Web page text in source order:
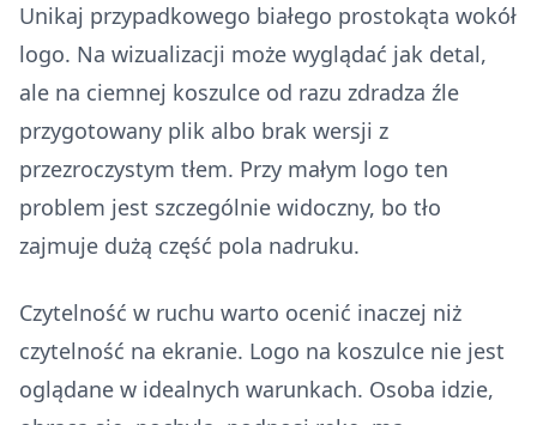
Unikaj przypadkowego białego prostokąta wokół
logo. Na wizualizacji może wyglądać jak detal,
ale na ciemnej koszulce od razu zdradza źle
przygotowany plik albo brak wersji z
przezroczystym tłem. Przy małym logo ten
problem jest szczególnie widoczny, bo tło
zajmuje dużą część pola nadruku.
Czytelność w ruchu warto ocenić inaczej niż
czytelność na ekranie. Logo na koszulce nie jest
oglądane w idealnych warunkach. Osoba idzie,